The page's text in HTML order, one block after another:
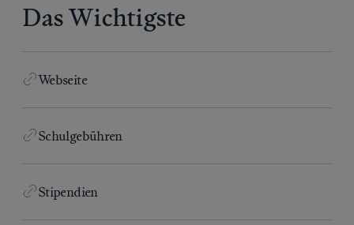
Das Wichtigste
Webseite
Schulgebühren
Stipendien